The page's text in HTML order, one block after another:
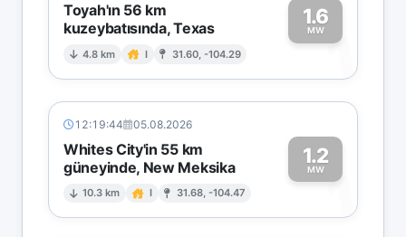
Toyah'ın 56 km
kuzeybatısında, Texas
4.8 km I 31.60, -104.29
1.6
MW1
12:19:44 05.08.2026
Whites City'in 55 km
güneyinde, New Meksika
10.3 km I 31.68, -104.47
1.2
MW1